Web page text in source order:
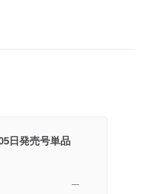
日発売号単品
―